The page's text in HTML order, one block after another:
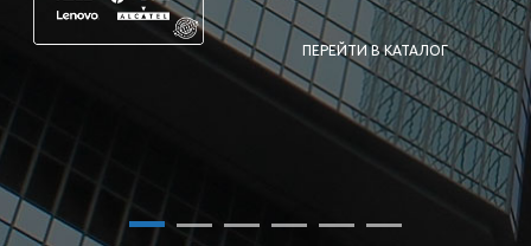
ПЕРЕЙТИ В КАТАЛОГ